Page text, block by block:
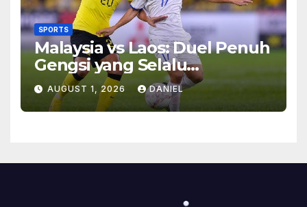
SPORTS
Malaysia vs Laos: Duel Penuh
Gengsi yang Selalu
Menghadirkan Cerita
Menarik di Lapangan
AUGUST 1, 2026 DANIEL